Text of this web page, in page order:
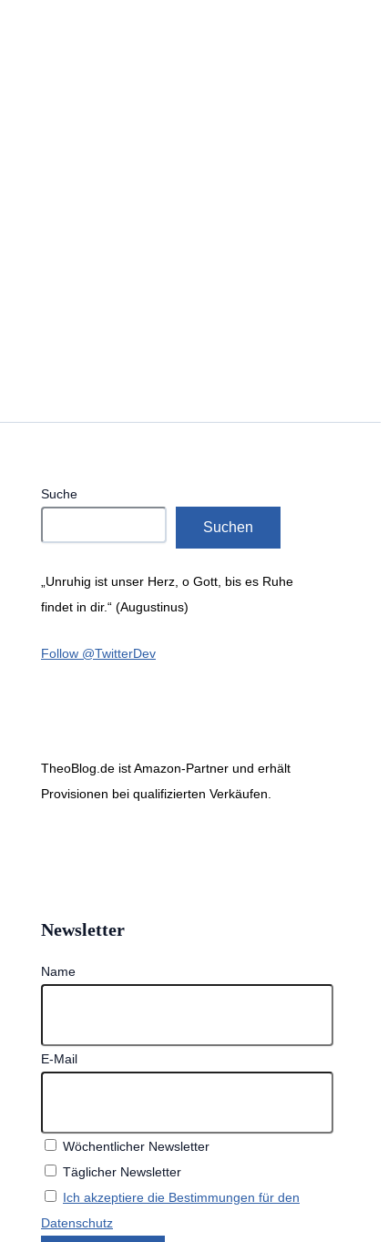
Suche
Suchen
„Unruhig ist unser Herz, o Gott, bis es Ruhe
findet in dir.“ (Augustinus)
Follow @TwitterDev
TheoBlog.de ist Amazon-Partner und erhält
Provisionen bei qualifizierten Verkäufen.
Newsletter
Name
E-Mail
Wöchentlicher Newsletter
Täglicher Newsletter
Ich akzeptiere die Bestimmungen für den
Datenschutz